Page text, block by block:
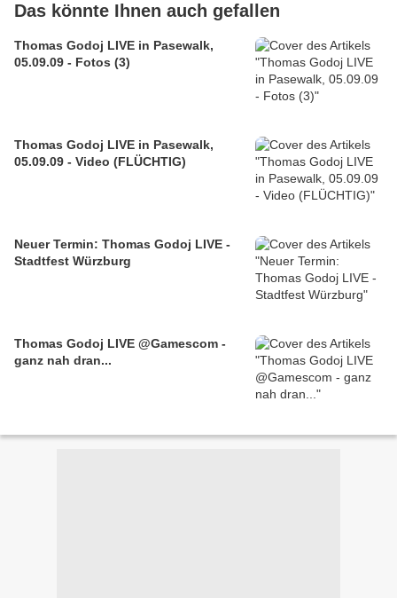
Das könnte Ihnen auch gefallen
Thomas Godoj LIVE in Pasewalk,
05.09.09 - Fotos (3)
Thomas Godoj LIVE in Pasewalk,
05.09.09 - Video (FLÜCHTIG)
Neuer Termin: Thomas Godoj LIVE -
Stadtfest Würzburg
Thomas Godoj LIVE @Gamescom -
ganz nah dran...